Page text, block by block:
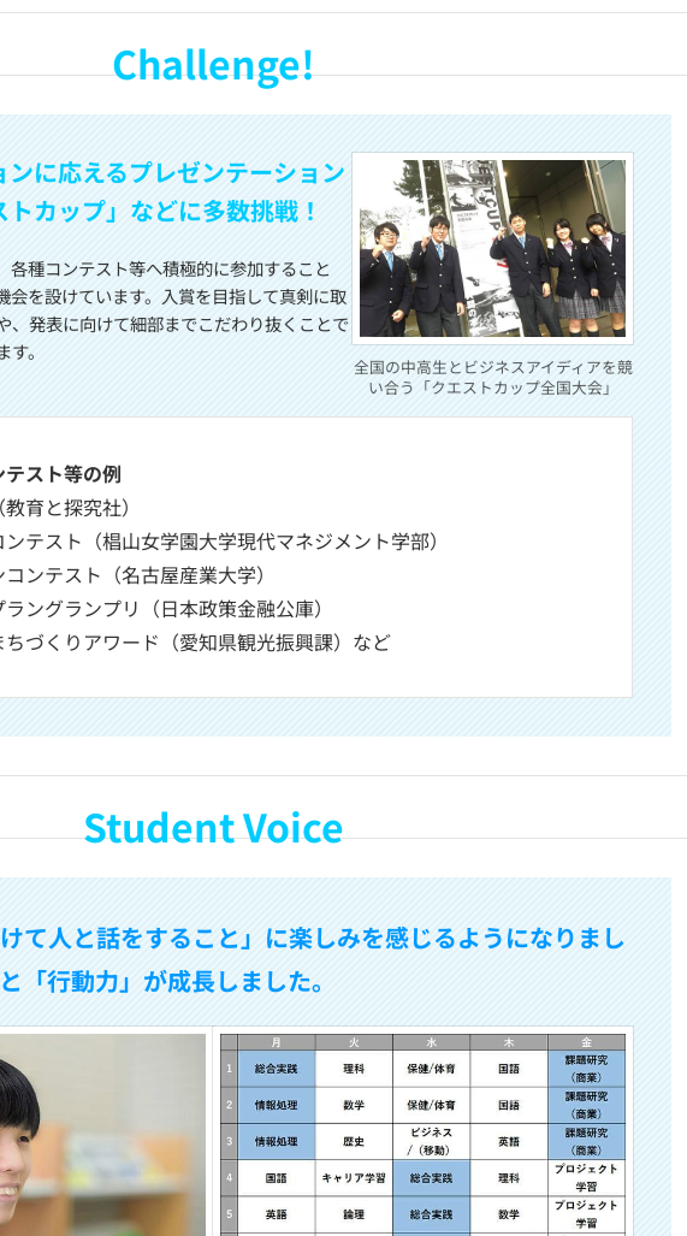
Challenge!
に応えるプレゼンテーション
カップ」などに多数挑戦！
各種コンテスト等へ積極的に参加すること
会を設けています。入賞を目指して真剣に取
、発表に向けて細部までこだわり抜くことで
。
全国の中高生とビジネスアイディアを競
い合う「クエストカップ全国大会」
スト等の例
育と探究社）
テスト（椙山女学園大学現代マネジメント学部）
ンテスト（名古屋産業大学）
ングランプリ（日本政策金融公庫）
ちづくりアワード（愛知県観光振興課）など
Student Voice
けて人と話をすること」に楽しみを感じるようになりまし
「行動力」が成長しました。